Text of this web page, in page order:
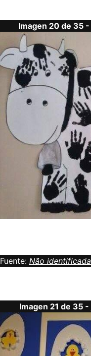
Imagen 20 de 35 -
Fuente: Não identificada
Imagen 21 de 35 -